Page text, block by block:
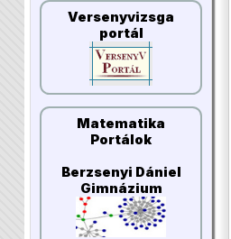
Versenyvizsga
portál
Matematika
Portálok
Berzsenyi Dániel
Gimnázium